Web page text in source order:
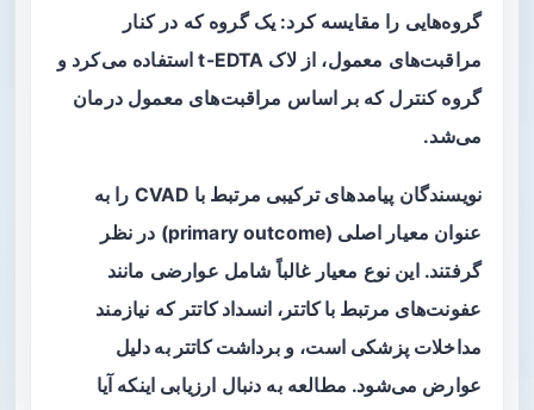
گروه‌هایی را مقایسه کرد: یک گروه که در کنار
مراقبت‌های معمول، از لاک t-EDTA استفاده می‌کرد و
گروه کنترل که بر اساس مراقبت‌های معمول درمان
می‌شد.
نویسندگان پیامدهای ترکیبی مرتبط با CVAD را به
عنوان معیار اصلی (primary outcome) در نظر
گرفتند. این نوع معیار غالباً شامل عوارضی مانند
عفونت‌های مرتبط با کاتتر ،انسداد کاتتر که نیازمند
مداخلات پزشکی است، وبرداشت کاتتر به دلیل
عوارض می‌شود. مطالعه به دنبال ارزیابی اینکه آیا